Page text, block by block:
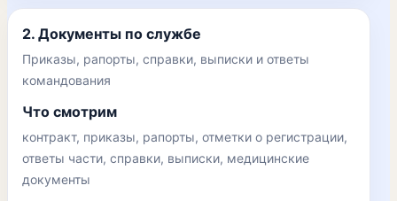
2. Документы по службе
Приказы, рапорты, справки, выписки и ответы
командования
Что смотрим
контракт, приказы, рапорты, отметки о регистрации,
ответы части, справки, выписки, медицинские
документы